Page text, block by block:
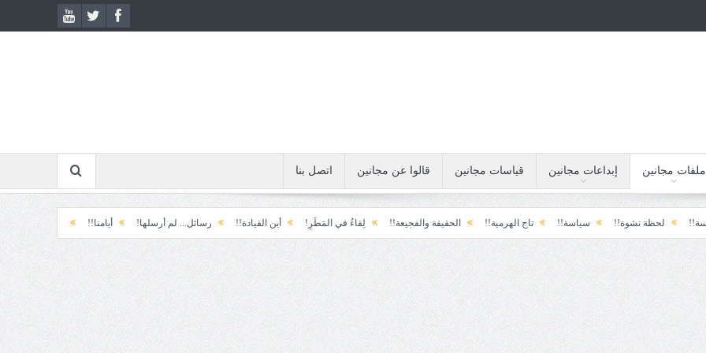
ملفات مجانين إبداعات مجانين قياسات مجانين قالوا عن مجانين اتصل بنا
لحظة نشوة!! سياسة!! تاج الهرمية!! الحقيقة والفجيعة!! لِقاءُ في المَطَرِ! أين القيادة!! رسائل... لم أرسلها! أيامنا!! خيبة الأمل.... الأولى!